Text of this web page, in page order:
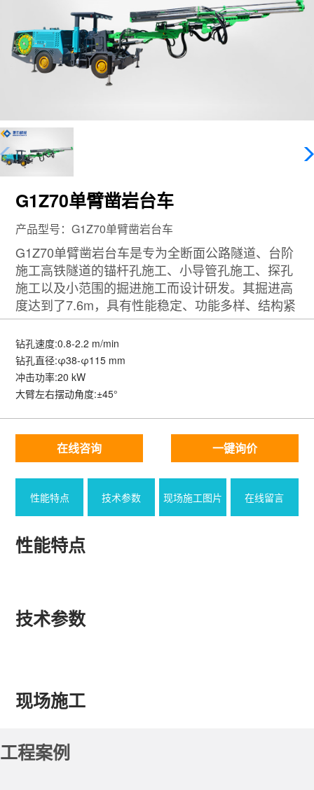
G1Z70单臂凿岩台车
产品型号：G1Z70单臂凿岩台车
G1Z70单臂凿岩台车是专为全断面公路隧道、台阶
施工高铁隧道的锚杆孔施工、小导管孔施工、探孔
施工以及小范围的掘进施工而设计研发。其掘进高
度达到了7.6m，具有性能稳定、功能多样、结构紧
凑的特点。
钻孔速度:0.8-2.2 m/min
钻孔直径:φ38-φ115 mm
冲击功率:20 kW
大臂左右摆动角度:±45°
在线咨询 一键询价
性能特点 技术参数 现场施工图片 在线留言
性能特点
技术参数
现场施工
工程案例